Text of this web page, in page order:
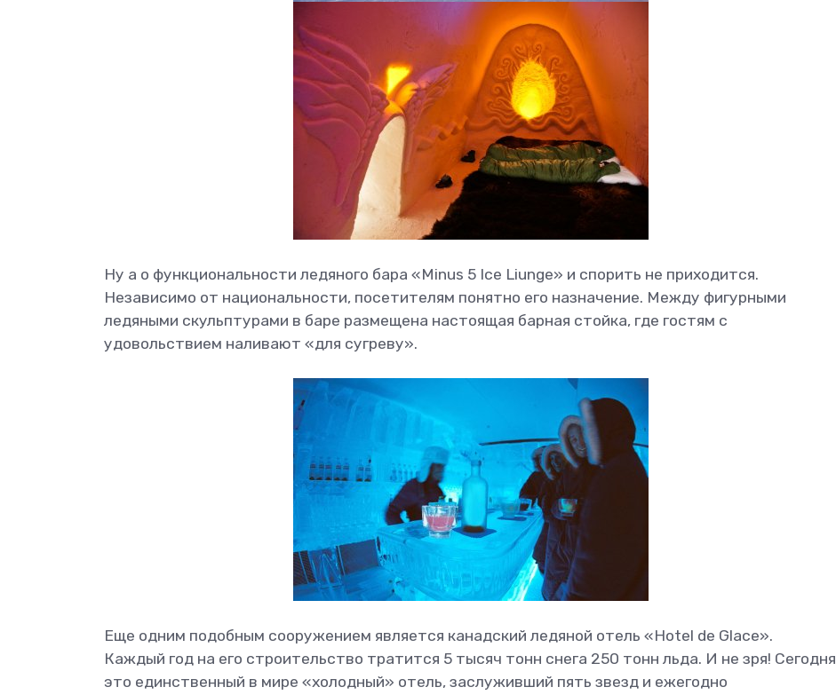
Ну а о функциональности ледяного бара «Minus 5 Ice Liunge» и спорить не приходится.
Независимо от национальности, посетителям понятно его назначение. Между фигурными
ледяными скульптурами в баре размещена настоящая барная стойка, где гостям с
удовольствием наливают «для сугреву».
Еще одним подобным сооружением является канадский ледяной отель «Hotel de Glace».
Каждый год на его строительство тратится 5 тысяч тонн снега 250 тонн льда. И не зря! Сегодня
это единственный в мире «холодный» отель, заслуживший пять звезд и ежегодно